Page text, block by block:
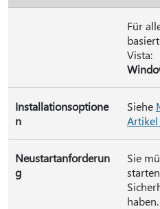
Für
Vista:
Installationsoptione
n
Siehe
Neustartanforderun
g
Sie
haben.